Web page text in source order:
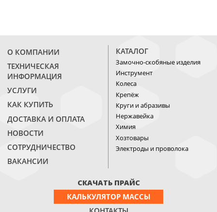
О КОМПАНИИ
ТЕХНИЧЕСКАЯ
ИНФОРМАЦИЯ
УСЛУГИ
КАК КУПИТЬ
ДОСТАВКА И ОПЛАТА
НОВОСТИ
СОТРУДНИЧЕСТВО
ВАКАНСИИ
КАТАЛОГ
Замочно-скобяные изделия
Инструмент
Колеса
Крепёж
Круги и абразивы
Нержавейка
Химия
Хозтовары
Электроды и проволока
СКАЧАТЬ ПРАЙС
КАЛЬКУЛЯТОР МАССЫ